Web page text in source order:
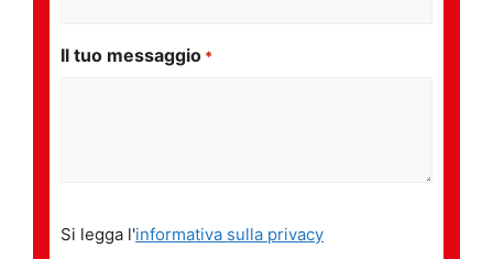
Il tuo messaggio *
legga
Si legga l'informativa sulla privacy